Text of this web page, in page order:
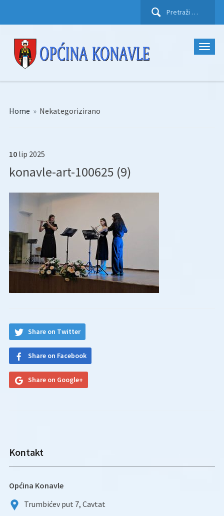
Pretraži:
Home » Nekategorizirano
10 lip 2025
konavle-art-100625 (9)
Share on Twitter
Share on Facebook
Share on Google+
Kontakt
Općina Konavle
Trumbićev put 7, Cavtat